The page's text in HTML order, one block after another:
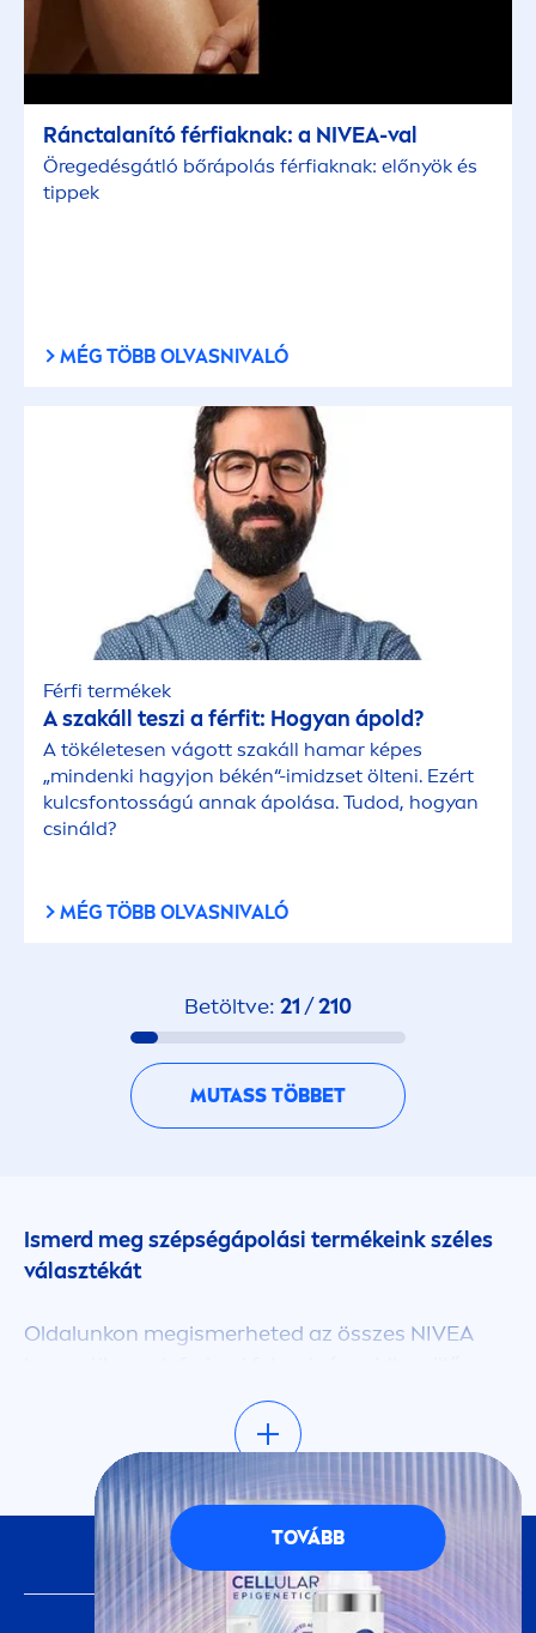
Ránctalanító férfiaknak: a NIVEA-val
Öregedésgátló bőrápolás férfiaknak: előnyök és
tippek
MÉG TÖBB OLVASNIVALÓ
Férfi termékek
A szakáll teszi a férfit: Hogyan ápold?
A tökéletesen vágott szakáll hamar képes
„mindenki hagyjon békén“-imidzset ölteni. Ezért
kulcsfontosságú annak ápolása. Tudod, hogyan
csináld?
MÉG TÖBB OLVASNIVALÓ
Betöltve: 21 /210
MUTASS TÖBBET
Ismerd meg szépségápolási termékeink széles
választékát
Oldalunkon megismerheted az összes NIVEA
bőrápolókat. Kategóriaszűrőnk segítségével
könnyedén megtalálhatod a bőrtípusodnak
megfelelő vagy a kívánt terméktípust. Olvasd el
tippjeinket, inspirálódj cikkeinkből, és fedezd fel,
hogyan használhatod termékeinket. Tudj meg
mindent újdonságainkról, kövess minket a
legfrissebb tartalmakért, szépségápolási
tippekért.
FONTOS INFORMÁCIÓ
KÖVESS MINKET
TOVÁBB